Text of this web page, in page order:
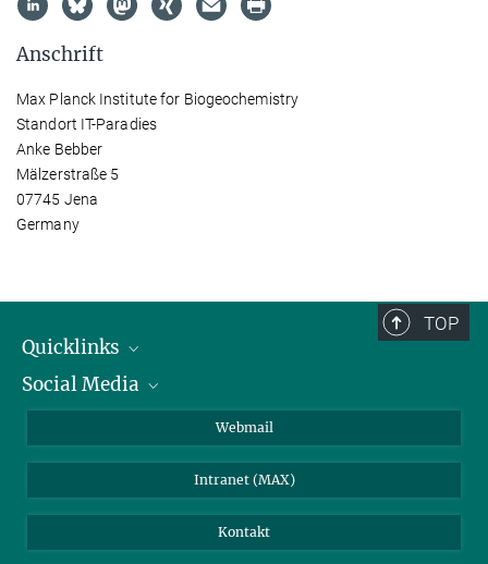
Anschrift
Max Planck Institute for Biogeochemistry
Standort IT-Paradies
Anke Bebber
Mälzerstraße 5
07745 Jena
Germany
TOP
Quicklinks
IMPRS Graduiertenschule
Social Media
Webmail
Intranet (MAX)
Kontakt